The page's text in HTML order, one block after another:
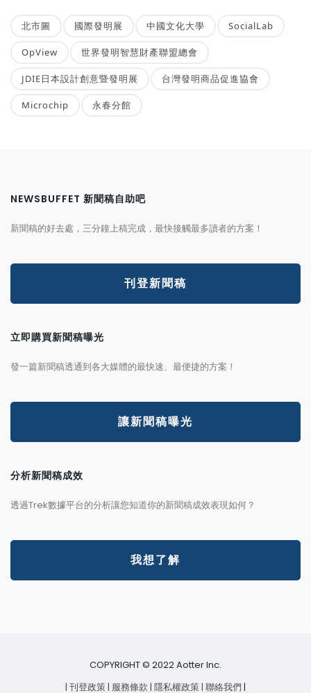
北市圖 國際發明展 中國文化大學 SocialLab
OpView 世界發明智慧財產聯盟總會
JDIE日本設計創意暨發明展 台灣發明商品促進協會
Microchip 永春分館
NEWSBUFFET 新聞稿自助吧
新聞稿的好去處，三分鐘上稿完成，最快接觸最多讀者的方案！
刊登新聞稿
立即購買新聞稿曝光
發一篇新聞稿透通到各大媒體的最快速、最便捷的方案！
讓新聞稿曝光
分析新聞稿成效
透過Trek數據平台的分析讓您知道你的新聞稿成效表現如何？
我想了解
COPYRIGHT © 2022 Aotter Inc.
| 刊登政策| 服務條款 | 隱私權政策| 聯絡我們 |